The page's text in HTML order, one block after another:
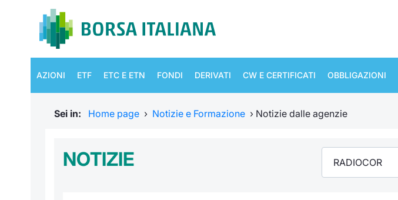
AZIONI ETF ETC E ETN FONDI DERIVATI CW E CERTIFICATI OBBLIGAZIONI
Sei in: Home page › Notizie e Formazione › Notizie dalle agenzie
NOTIZIE